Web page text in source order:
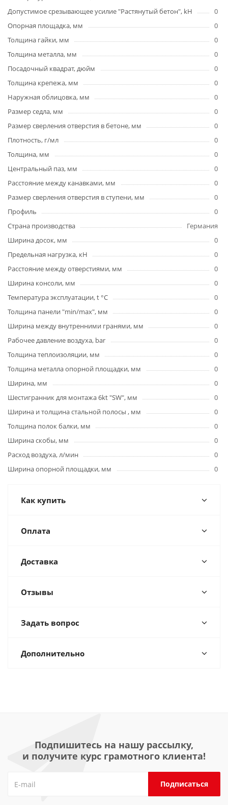
Допустимое срезывающее усилие "Растянутый бетон", kH
0
Опорная площадка, мм
0
Толщина гайки, мм
0
Толщина металла, мм
0
Посадочный квадрат, дюйм
0
Толщина крепежа, мм
0
Наружная облицовка, мм
0
Размер седла, мм
0
Размер сверления отверстия в бетоне, мм
0
Плотность, г/мл
0
Толщина, мм
0
Центральный паз, мм
0
Расстояние между канавками, мм
0
Размер сверления отверстия в ступени, мм
0
Профиль
0
Страна производства
Германия
Ширина досок, мм
0
Предельная нагрузка, кН
0
Расстояние между отверстиями, мм
0
Ширина консоли, мм
0
Температура эксплуатации, t °C
0
Толщина панели "min/max", мм
0
Ширина между внутренними гранями, мм
0
Рабочее давление воздуха, bar
0
Толщина теплоизоляции, мм
0
Толщина металла опорной площадки, мм
0
Ширина, мм
0
Шестигранник для монтажа 6kt "SW", мм
0
Ширина и толщина стальной полосы , мм
0
Толщина полок балки, мм
0
Ширина скобы, мм
0
Расход воздуха, л/мин
0
Ширина опорной площадки, мм
0
Как купить
Оплата
Доставка
Отзывы
Задать вопрос
Дополнительно
Подпишитесь на нашу рассылку,
и получите курс грамотного клиента!